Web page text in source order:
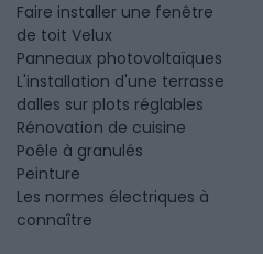
Faire installer une fenêtre
de toit Velux
Panneaux photovoltaïques
L'installation d'une terrasse
dalles sur plots réglables
Rénovation de cuisine
Poêle à granulés
Peinture
Les normes électriques à
connaître